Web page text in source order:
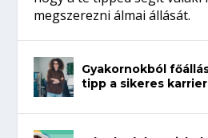
megszerezni álmai állását.
Gyakornokból
tipp a sikeres